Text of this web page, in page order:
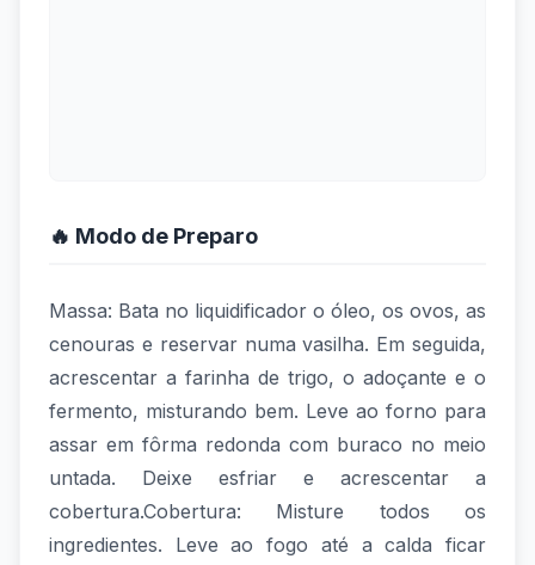
🔥 Modo de Preparo
Massa: Bata no liquidificador o óleo, os ovos, as
cenouras e reservar numa vasilha. Em seguida,
acrescentar a farinha de trigo, o adoçante e o
fermento, misturando bem. Leve ao forno para
assar em fôrma redonda com buraco no meio
untada. Deixe esfriar e acrescentar a
cobertura.Cobertura: Misture todos os
ingredientes. Leve ao fogo até a calda ficar